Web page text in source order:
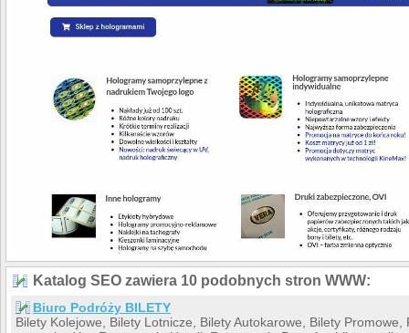
Katalog SEO zawiera 10 podobnych stron WWW:
Biuro Podróży BILETY
Bilety Kolejowe, Bilety Lotnicze, Bilety Autokarowe, Bilety